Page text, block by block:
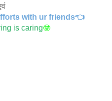
with ur friends👈
is caring🤓